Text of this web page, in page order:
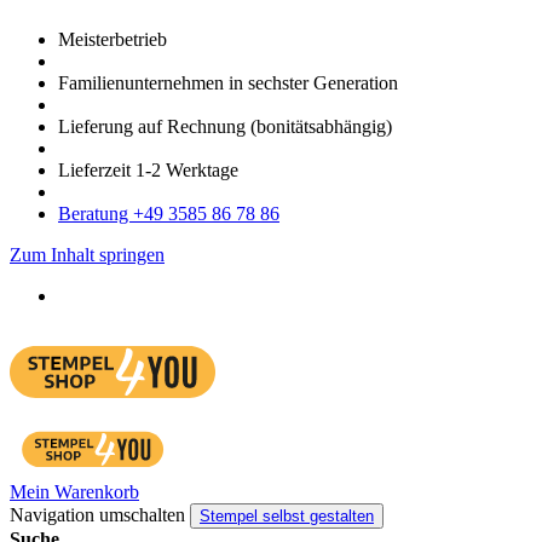
Meister­betrieb
Familien­unter­nehmen in sechster Gene­ration
Lieferung auf Rech­nung (bonitätsabhängig)
Liefer­zeit 1-2 Werk­tage
Bera­tung +49 3585 86 78 86
Zum Inhalt springen
Mein Warenkorb
Navigation umschalten
Stempel selbst gestalten